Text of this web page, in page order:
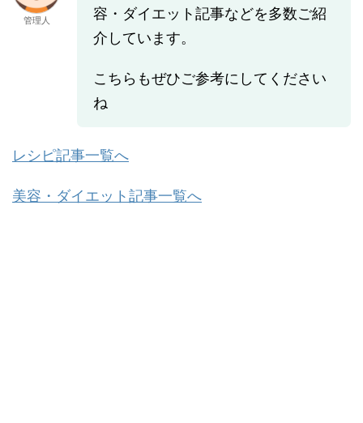
管理人
容・ダイエット記事などを多数ご紹
介しています。
こちらもぜひご参考にしてください
ね
レシピ記事一覧へ
美容・ダイエット記事一覧へ